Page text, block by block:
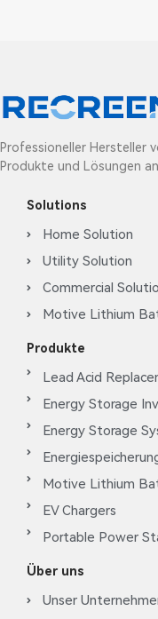
Professioneller Hersteller
Produkte und Lösungen
Solutions
Home Solution
Utility Solution
Commercial
Motive Lithium
Produkte
Lead Acid
Energy Storage
Energy Storage
Motive Lithium
EV Chargers
Portable Power
Über uns
Unser